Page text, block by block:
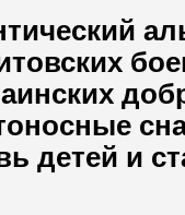
детей и